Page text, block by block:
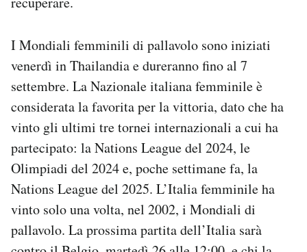
I Mondiali femminili di pallavolo sono iniziati
venerdì in Thailandia e dureranno fino al 7
settembre. La Nazionale italiana femminile è
considerata la favorita per la vittoria, dato che ha
vinto gli ultimi tre tornei internazionali a cui ha
partecipato: la Nations League del 2024, le
Olimpiadi del 2024 e, poche settimane fa, la
Nations League del 2025. L’Italia femminile ha
vinto solo una volta, nel 2002, i Mondiali di
pallavolo. La prossima partita dell’Italia sarà